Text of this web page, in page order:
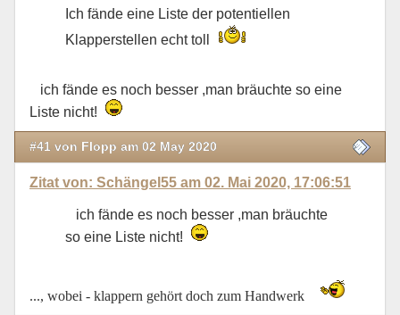
Ich fände eine Liste der potentiellen
Klapperstellen echt toll
ich fände es noch besser ,man bräuchte so eine
Liste nicht!
#41 von Flopp am 02 May 2020
Zitat von: Schängel55 am 02. Mai 2020, 17:06:51
ich fände es noch besser ,man bräuchte
so eine Liste nicht!
..., wobei - klappern gehört doch zum Handwerk